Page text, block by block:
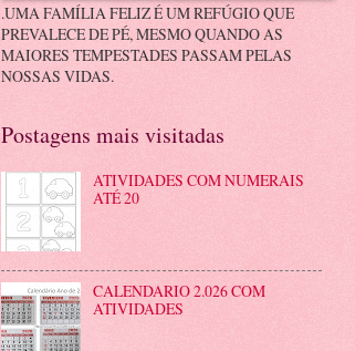
.UMA FAMÍLIA FELIZ É UM REFÚGIO QUE
PREVALECE DE PÉ, MESMO QUANDO AS
MAIORES TEMPESTADES PASSAM PELAS
NOSSAS VIDAS.
Postagens mais visitadas
ATIVIDADES COM NUMERAIS
ATÉ 20
CALENDARIO 2.026 COM
ATIVIDADES